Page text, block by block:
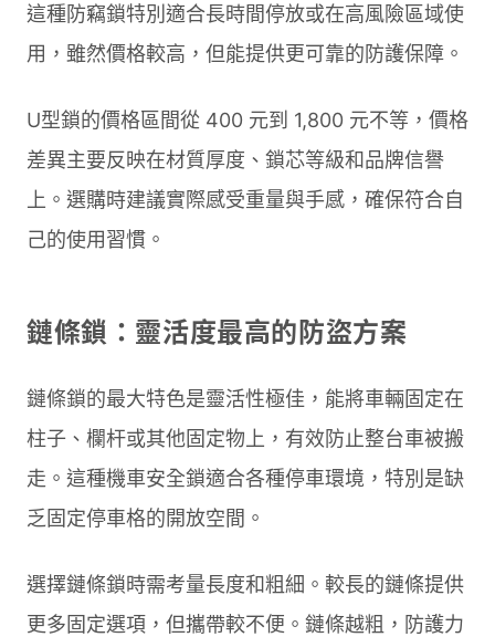
這種防竊鎖特別適合長時間停放或在高風險區域使
用，雖然價格較高，但能提供更可靠的防護保障。
U型鎖的價格區間從 400 元到 1,800 元不等，價格
差異主要反映在材質厚度、鎖芯等級和品牌信譽
上。選購時建議實際感受重量與手感，確保符合自
己的使用習慣。
鏈條鎖：靈活度最高的防盜方案
鏈條鎖的最大特色是靈活性極佳，能將車輛固定在
柱子、欄杆或其他固定物上，有效防止整台車被搬
走。這種機車安全鎖適合各種停車環境，特別是缺
乏固定停車格的開放空間。
選擇鏈條鎖時需考量長度和粗細。較長的鏈條提供
更多固定選項，但攜帶較不便。鏈條越粗，防護力